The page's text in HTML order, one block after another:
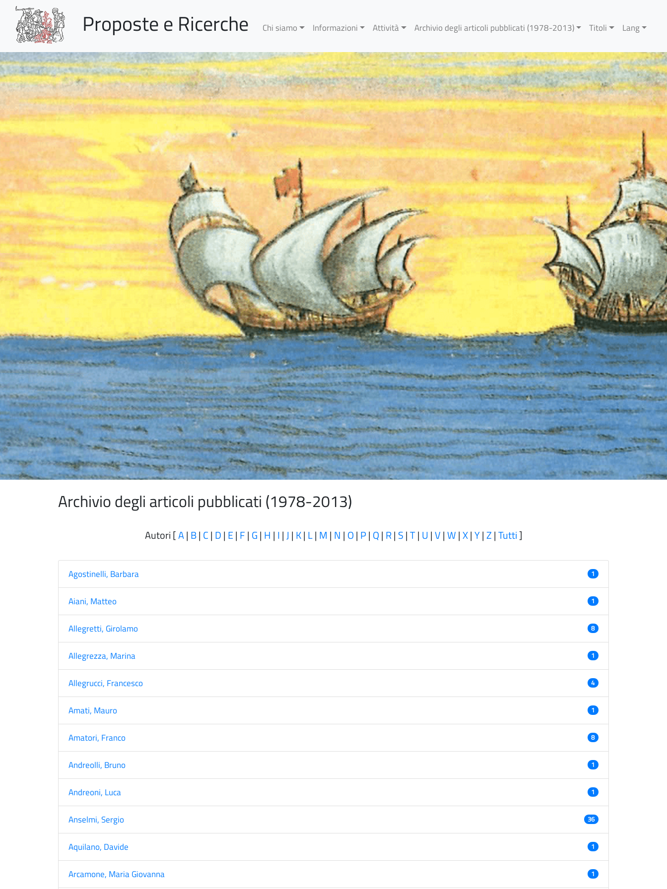
Proposte e Ricerche Chi siamo Informazioni Attività Archivio degli articoli pubblicati (1978-2013) Titoli Lang
Archivio degli articoli pubblicati (1978-2013)
Autori [A| B| C| D| E| F| G| H | I|J| K| L| M| N | O| P| Q| R| S|T| U|V|W|X|Y|Z|Tutti]
Agostinelli, Barbara 1
Aiani, Matteo 1
Allegretti, Girolamo 8
Allegrezza, Marina 1
Allegrucci, Francesco 4
Amati, Mauro 1
Amatori, Franco 8
Andreolli, Bruno 1
Andreoni, Luca 1
Anselmi, Sergio 36
Aquilano, Davide 1
Arcamone, Maria Giovanna 1